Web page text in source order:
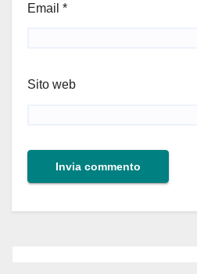
Email *
Sito web